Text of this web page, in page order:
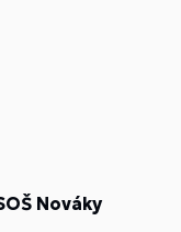
Nováky